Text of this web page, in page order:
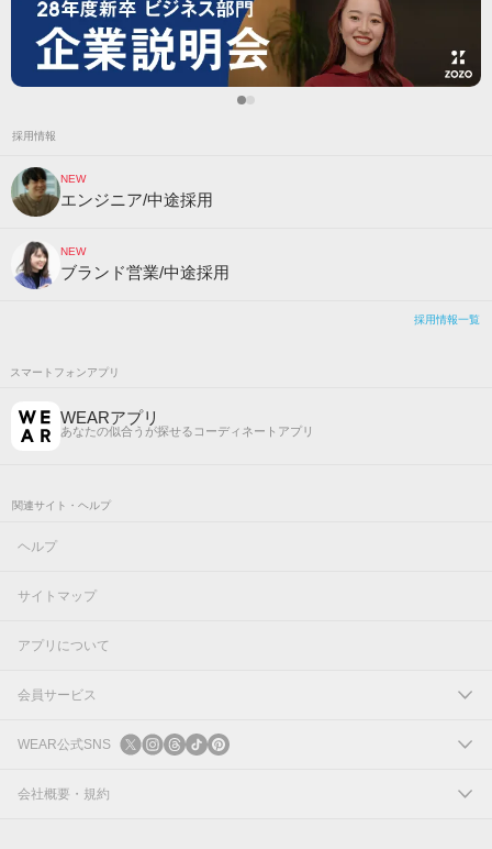
採用情報
NEW
エンジニア/中途採用
NEW
ブランド営業/中途採用
採用情報一覧
スマートフォンアプリ
WEARアプリ
あなたの似合うが探せるコーディネートアプリ
関連サイト・ヘルプ
ヘルプ
サイトマップ
アプリについて
会員サービス
ログイン
新規会員登録
WEAR公式SNS
X
会社概要・規約